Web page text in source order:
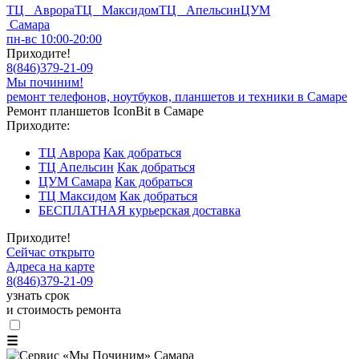
ТЦ АврораТЦ МаксидомТЦ АпельсинЦУМ
Самара
пн-вс 10:00-20:00
Приходите!
8(846)379-21-09
Мы починим!
ремонт телефонов, ноутбуков, планшетов и техники в Самаре
Ремонт планшетов IconBit в Самаре
Приходите:
ТЦ Аврора Как добраться
ТЦ Апельсин Как добраться
ЦУМ Самара Как добраться
ТЦ Максидом Как добраться
БЕСПЛАТНАЯ курьерская доставка
Приходите!
Сейчас открыто
Адреса на карте
8(846)379-21-09
узнать срок
и стоимость ремонта
☰